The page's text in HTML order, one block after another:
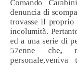
Comando
denuncia di
trovasse il proprio
incolumità.
ed a una serie di
57enne
che,